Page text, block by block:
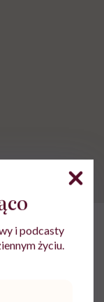
Wojtaś-
o
i podcasty
życiu.